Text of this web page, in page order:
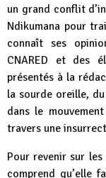
un grand conflit
Ndikumana pour
connaît ses
CNARED et des
présentés à la
la sourde oreille,
dans le
travers une
Pour revenir sur
comprend qu’elle